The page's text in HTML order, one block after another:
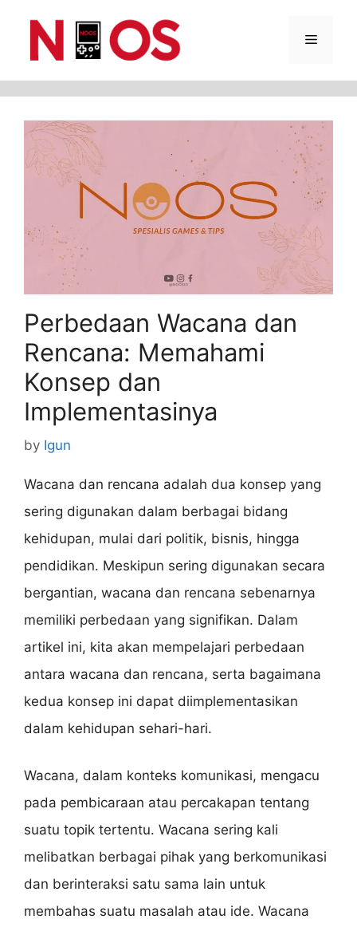
Menu
Perbedaan Wacana dan
Rencana: Memahami
Konsep dan
Implementasinya
by Igun
Wacana dan rencana adalah dua konsep yang
sering digunakan dalam berbagai bidang
kehidupan, mulai dari politik, bisnis, hingga
pendidikan. Meskipun sering digunakan secara
bergantian, wacana dan rencana sebenarnya
memiliki perbedaan yang signifikan. Dalam
artikel ini, kita akan mempelajari perbedaan
antara wacana dan rencana, serta bagaimana
kedua konsep ini dapat diimplementasikan
dalam kehidupan sehari-hari.
Wacana, dalam konteks komunikasi, mengacu
pada pembicaraan atau percakapan tentang
suatu topik tertentu. Wacana sering kali
melibatkan berbagai pihak yang berkomunikasi
dan berinteraksi satu sama lain untuk
membahas suatu masalah atau ide. Wacana